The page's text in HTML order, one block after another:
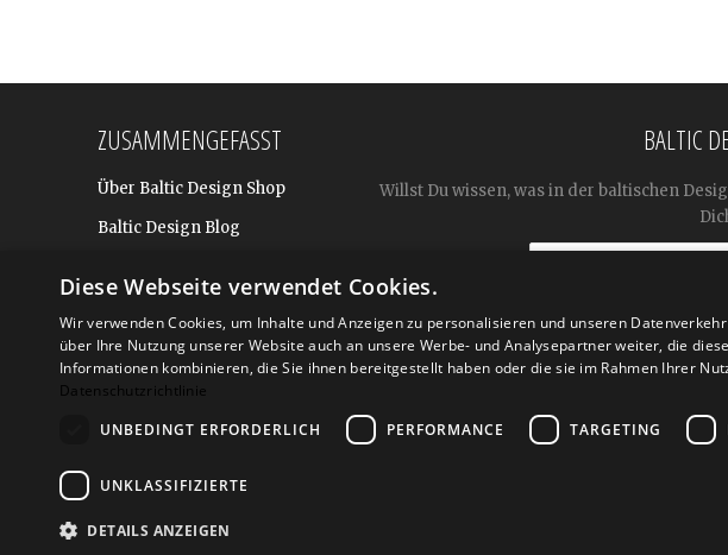
ZUSAMMENGEFASST
Über Baltic Design Shop
Baltic Design Blog
Für BtoB: Design Geschenke
Shop
BALTIC
Willst Du wissen, was in der baltischen

Diese Webseite verwendet Cookies.
Wir verwenden Cookies, um Inhalte und Anzeigen zu personalisieren und unseren
über Ihre Nutzung unserer Website auch an unsere Werbe- und Analysepartner weiter, die
Informationen kombinieren, die Sie ihnen bereitgestellt haben oder die sie im Rahmen Ihrer
Datenschutzrichtlinie
UNBEDINGT ERFORDERLICH
PERFORMANCE TARGETING
UNKLASSIFIZIERTE
DETAILS ANZEIGEN